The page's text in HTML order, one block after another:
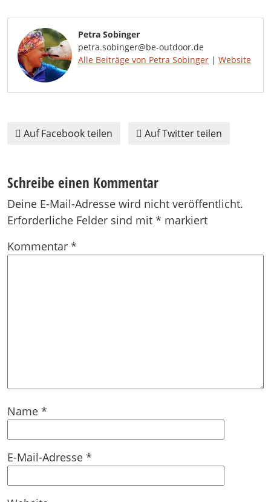
Petra Sobinger
petra.sobinger@be-outdoor.de
Alle Beiträge von Petra Sobinger | Website
Auf Facebook teilen Auf Twitter teilen
Schreibe einen Kommentar
Deine E-Mail-Adresse wird nicht veröffentlicht.
Erforderliche Felder sind mit * markiert
Kommentar *
Name *
E-Mail-Adresse *